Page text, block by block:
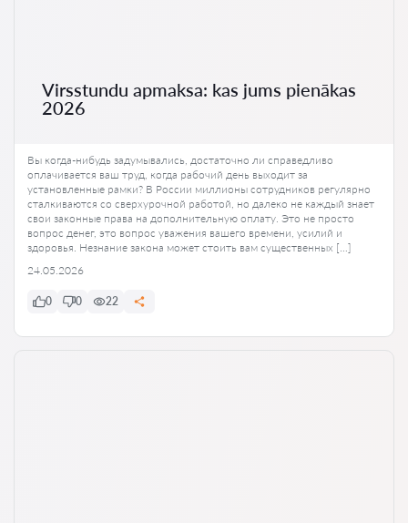
Virsstundu apmaksa: kas jums pienākas
2026
Вы когда-нибудь задумывались, достаточно ли справедливо
оплачивается ваш труд, когда рабочий день выходит за
установленные рамки? В России миллионы сотрудников регулярно
сталкиваются со сверхурочной работой, но далеко не каждый знает
свои законные права на дополнительную оплату. Это не просто
вопрос денег, это вопрос уважения вашего времени, усилий и
здоровья. Незнание закона может стоить вам существенных […]
24.05.2026
0 0 22